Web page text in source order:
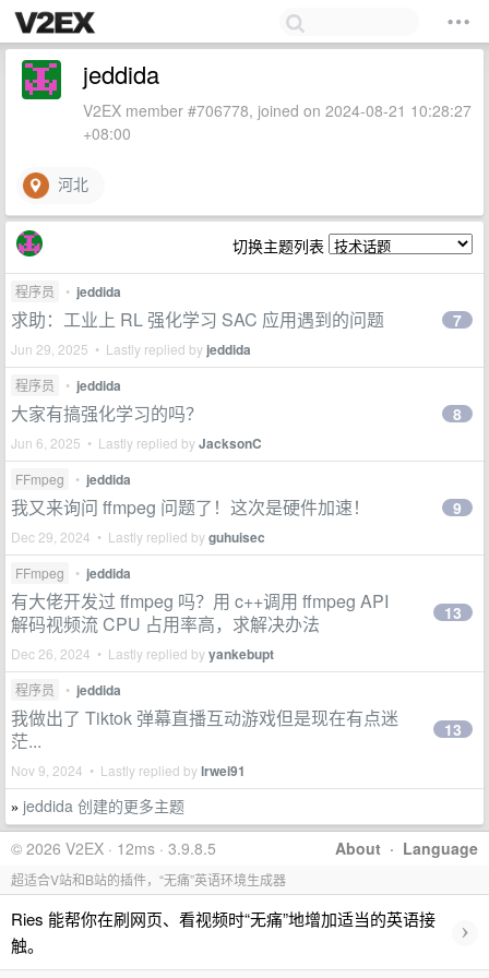
jeddida
V2EX member #706778, joined on 2024-08-21 10:28:27
+08:00
河北
切换主题列表
程序员 • jeddida
求助：工业上 RL 强化学习 SAC 应用遇到的问题
Jun 29, 2025 • Lastly replied by jeddida
7
程序员 • jeddida
大家有搞强化学习的吗？
Jun 6, 2025 • Lastly replied byJacksonC
8
FFmpeg • jeddida
我又来询问 ffmpeg 问题了！这次是硬件加速！
Dec 29, 2024 • Lastly replied byguhuisec
9
FFmpeg • jeddida
有大佬开发过 ffmpeg 吗？用 c++调用 ffmpeg API
解码视频流 CPU 占用率高，求解决办法
Dec 26, 2024 • Lastly replied byyankebupt
13
程序员 • jeddida
我做出了 Tiktok 弹幕直播互动游戏但是现在有点迷
茫...
Nov 9, 2024 • Lastly replied bylrwei91
13
» jeddida 创建的更多主题
About · Language
© 2026 V2EX · 12ms · 3.9.8.5
超适合V站和B站的插件，“无痛”英语环境生成器
Ries 能帮你在刷网页、看视频时“无痛”地增加适当的英语接
触。
›